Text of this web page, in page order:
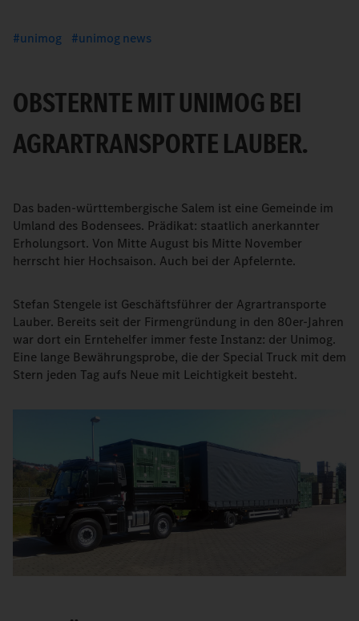
unimog unimog news
OBSTERNTE MIT UNIMOG BEI
AGRARTRANSPORTE LAUBER.
Das baden-württembergische Salem ist eine Gemeinde im
Umland des Bodensees. Prädikat: staatlich anerkannter
Erholungsort. Von Mitte August bis Mitte November
herrscht hier Hochsaison. Auch bei der Apfelernte.
Stefan Stengele ist Geschäftsführer der Agrartransporte
Lauber. Bereits seit der Firmengründung in den 80er-Jahren
war dort ein Erntehelfer immer feste Instanz: der Unimog.
Eine lange Bewährungsprobe, die der Special Truck mit dem
Stern jeden Tag aufs Neue mit Leichtigkeit besteht.